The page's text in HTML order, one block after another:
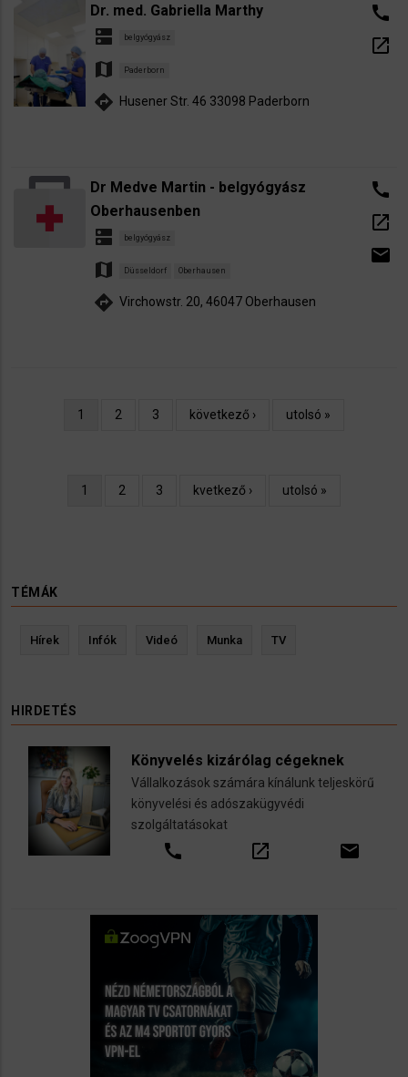
Dr. med. Gabriella Marthy
dns belgyógyász
map Paderborn
directions Husener Str. 46 33098 Paderborn
call
open_in_new
Dr Medve Martin - belgyógyász
Oberhausenben
dns belgyógyász
map Düsseldorf Oberhausen
directions Virchowstr. 20, 46047 Oberhausen
call
open_in_new
email
Oldalszámozás
Jelenlegi
1 Oldal
2 Oldal
3
Következő
következő ›
Utolsó
utolsó »
Oldalszámozás
Jelenlegi
1 Oldal
2 Oldal
3
Következő
kvetkező ›
Utolsó
utolsó »
TÉMÁK
Hírek Infók Videó Munka TV
HIRDETÉS
Könyvelés kizárólag cégeknek
Vállalkozások számára kínálunk teljeskörű
könyvelési és adószakügyvédi
szolgáltatásokat
call open_in_new email